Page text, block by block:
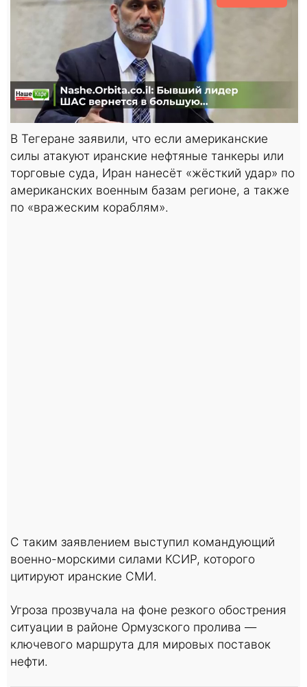
В Тегеране заявили, что если американские
силы атакуют иранские нефтяные танкеры или
торговые суда, Иран нанесёт «жёсткий удар» по
американских военным базам регионе, а также
по «вражеским кораблям».
С таким заявлением выступил командующий
военно-морскими силами КСИР, которого
цитируют иранские СМИ.
Угроза прозвучала на фоне резкого обострения
ситуации в районе Ормузского пролива —
ключевого маршрута для мировых поставок
нефти.